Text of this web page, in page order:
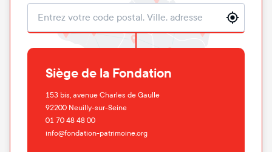
Localisation
Siège de la Fondation
153 bis, avenue Charles de Gaulle
92200 Neuilly-sur-Seine
01 70 48 48 00
info@fondation-patrimoine.org